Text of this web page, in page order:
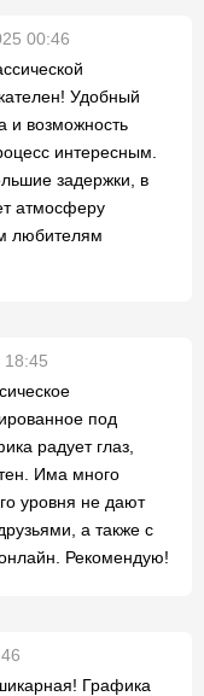
00:46
Удобный
и возможность
интересным.
задержки, в
атмосферу
любителям
18:45
под
радует глаз,
Има много
уровня не дают
а также с
Рекомендую!
Графика